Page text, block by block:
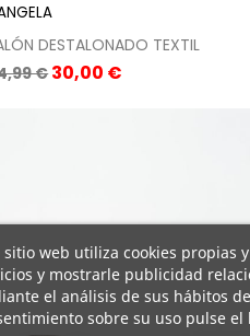
DESTALONADO TEXTIL
€Precio
30,00 €
sitio web utiliza cookies propias
y mostrarle publicidad
el análisis de sus hábitos
sobre su uso pulse el